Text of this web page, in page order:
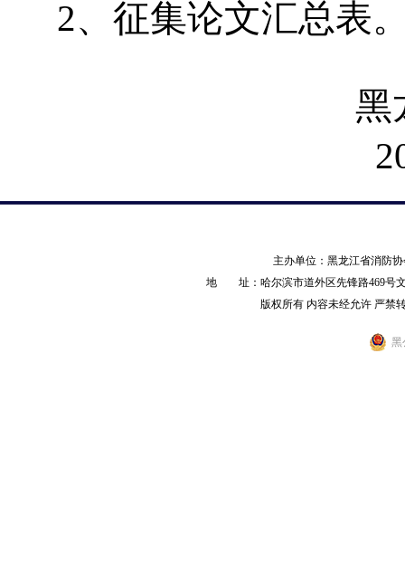
2、征集论文汇总表
黑龙江省
主办单位：黑龙江省消防
地 址：哈尔滨市道外区先锋路469号
版权所有 内容未经允许 严
黑